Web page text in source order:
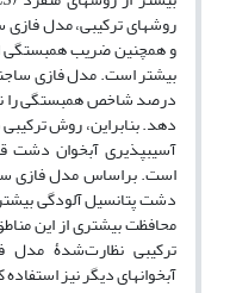
روش‏های ترکیبی، مدل
و همچنین ضریب همبستگی
درصد شاخص همبستگی را
دهد. بنابراین، روش
آسیب‏پذیری آبخوان دشت
است‌. براساس مدل فازی
دشت پتانسیل آلودگی
محافظت بیشتری از این
ترکیبی نظارت‌شدۀ مدل
آبخوان‏های دیگر نیز